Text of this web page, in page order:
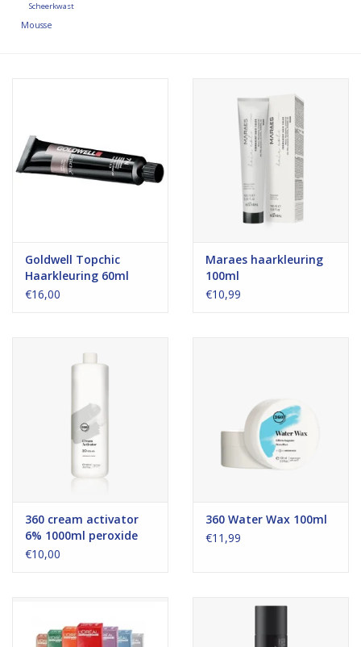
Scheerkwast
Mousse
Goldwell Topchic
Haarkleuring 60ml
€16,00
Maraes haarkleuring
100ml
€10,99
360 cream activator
6% 1000ml peroxide
€10,00
360 Water Wax 100ml
€11,99